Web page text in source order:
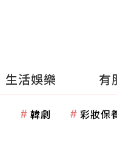
生活娛樂 有
韓劇 彩妝保